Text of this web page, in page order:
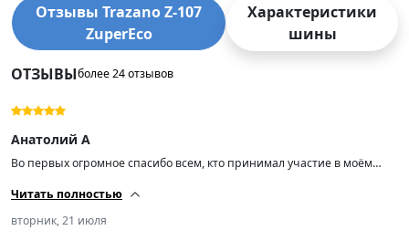
Отзывы Trazano Z-107
ZuperEco
Характеристики
шины
ОТЗЫВЫболее 24 отзывов
Анатолий А
Во первых огромное спасибо всем, кто принимал участие в моём
поведут себя на дороге — узнаю только после установки. Потом ещё
Читать полностью
вторник, 21 июля